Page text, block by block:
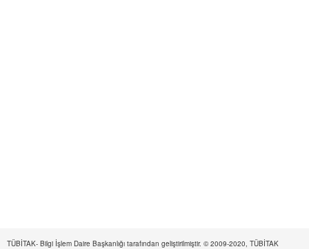
TÜBİTAK- Bilgi İşlem Daire Başkanlığı tarafından geliştirilmiştir. © 2009-2020, TÜBİTAK